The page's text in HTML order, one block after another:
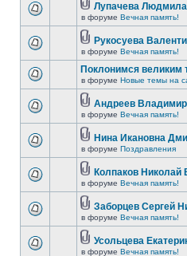
Лупачева
в форуме Вечная память!
Рукосуева
в форуме Вечная память!
Поклонимся великим
в форуме Новые темы на
Андреев Владимир
в форуме Вечная память!
Нина Икановна
в форуме Поздравления
Колпаков Николай
в форуме Вечная память!
Заборцев Сергей
в форуме Вечная память!
Усольцева
в форуме Вечная память!